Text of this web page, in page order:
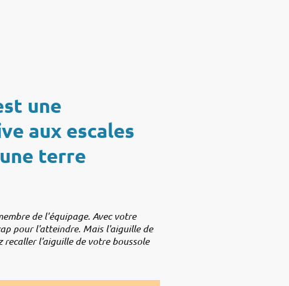
une
aux escales
terre
de l'équipage. Avec votre
pour l'atteindre. Mais l'aiguille de
recaller l'aiguille de votre boussole